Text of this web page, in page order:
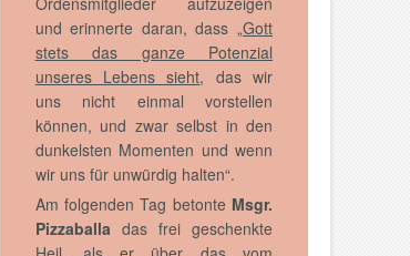
und erinnerte daran, dass „Gott
stets das ganze Potenzial
unseres Lebens sieht, das wir
uns nicht einmal vorstellen
können, und zwar selbst in den
dunkelsten Momenten und wenn
wir uns für unwürdig halten“.
Am folgenden Tag betonte Msgr.
Pizzaballa das frei geschenkte